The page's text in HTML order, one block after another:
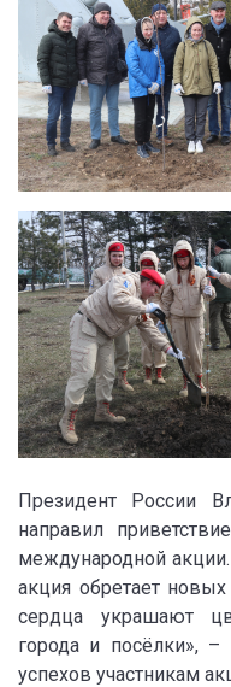
Президент России
направил
международной
акция обретает
сердца украшают
города и посёлки»,
успехов участникам